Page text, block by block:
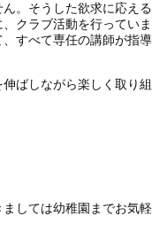
。そうした欲求に応える
クラブ活動を行っていま
すべて専任の講師が指導
ばしながら楽しく取り組
しては幼稚園までお気軽